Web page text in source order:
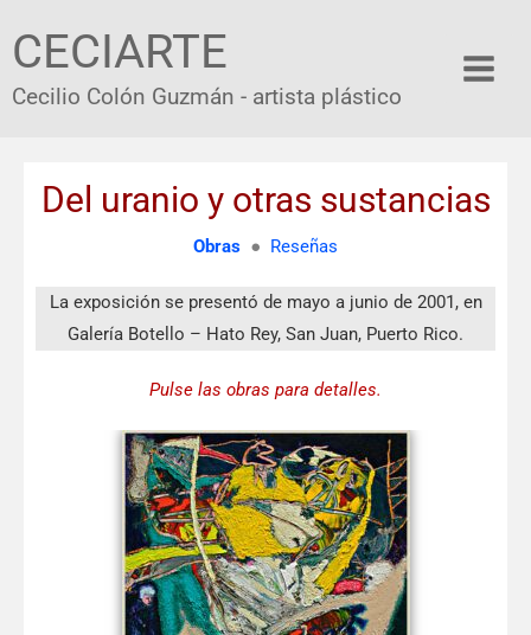
CECIARTE
Cecilio Colón Guzmán - artista plástico
Del uranio y otras sustancias
Obras ● Reseñas
La exposición se presentó de mayo a junio de 2001, en
Galería Botello – Hato Rey, San Juan, Puerto Rico.
Pulse las obras para detalles.